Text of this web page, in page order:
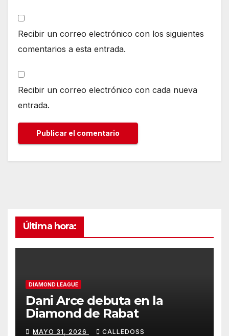
Recibir un correo electrónico con los siguientes
comentarios a esta entrada.
Recibir un correo electrónico con cada nueva
entrada.
Última hora:
DIAMOND LEAGUE
Dani Arce debuta en la
Diamond de Rabat
MAYO 31, 2026 CALLEDOSS